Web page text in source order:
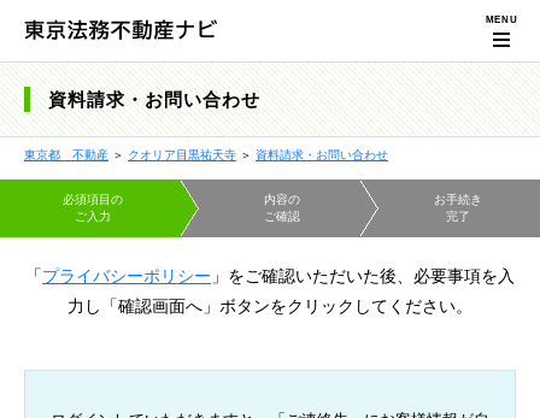
資料請求・お問い合わせ
東京都 不動産 ＞ クオリア目黒祐天寺 ＞ 資料請求・お問い合わせ
必須項目の
ご入力
内容の
ご確認
お手続き
完了
「プライバシーポリシー 」をご確認いただいた後、必要事項を入
力し「確認画面へ」ボタンをクリックしてください。